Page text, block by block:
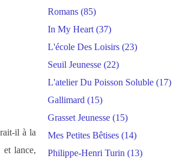
il à la
lance,
Romans (85)
In My Heart (37)
L'école Des Loisirs (23)
Seuil Jeunesse (22)
L'atelier Du Poisson Soluble (17)
Gallimard (15)
Grasset Jeunesse (15)
Mes Petites Bêtises (14)
Philippe-Henri Turin (13)